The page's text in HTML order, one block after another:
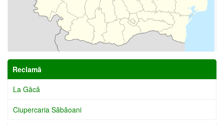
Reclamă
La Gâcă
Ciupercaria Săbăoani